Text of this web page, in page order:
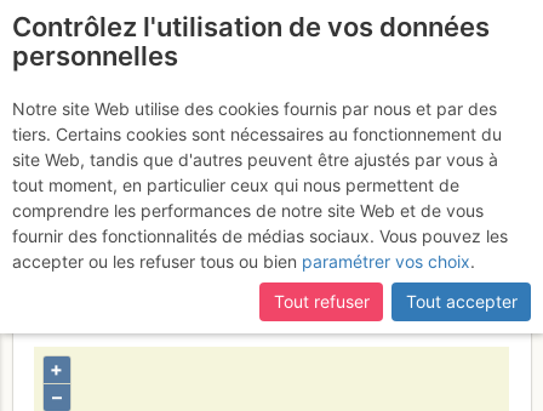
certaines pages ne sont plus accessibles, manquantes ou
incomplètes, déconnectez-vous puis reconnectez-vous à votre
compte sur le site.
Calanque de Sormiou -
Le Bec : Couloir Tanner par
la grotte du Capelan
Samedi 17
juin 2017
Provence Calanques
+
–
Contrôlez l'utilisation de vos données
personnelles
Notre site Web utilise des cookies fournis par nous et par des
tiers. Certains cookies sont nécessaires au fonctionnement du
site Web, tandis que d'autres peuvent être ajustés par vous à
tout moment, en particulier ceux qui nous permettent de
comprendre les performances de notre site Web et de vous
fournir des fonctionnalités de médias sociaux. Vous pouvez les
accepter ou les refuser tous ou bien paramétrer vos choix.
Tout refuser
Tout accepter